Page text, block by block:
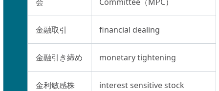
金融取引 financial dealing
金融引き締め monetary tightening
金利敏感株 interest sensitive stock